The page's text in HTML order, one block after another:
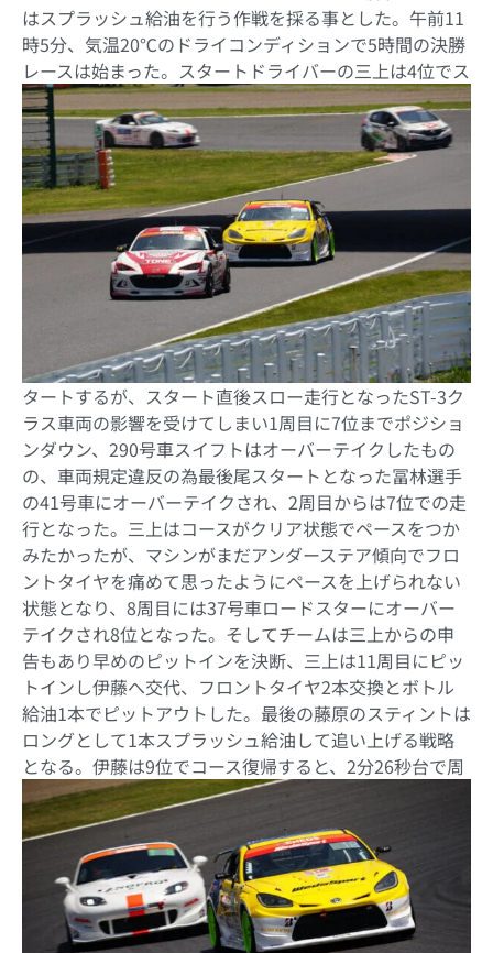
はスプラッシュ給油を行う作戦を採る事とした。午前11
時5分、気温20℃のドライコンディションで5時間の決勝
レースは始まった。 スタートドライバーの三上は4位でス
タートするが、スタート直後スロー走行となったST-3ク
ラス車両の影響を受けてしまい1周目に7位までポジショ
ンダウン、 290号車スイフトはオーバーテイクしたもの
の、車両規定違反の為最後尾スタートとなった冨林選手
の41号車にオーバーテイクされ、 2周目からは7位での走
行となった。三上はコースがクリア状態でペースをつか
みたかったが、マシンがまだアンダーステア傾向でフロ
ントタイヤを痛めて思ったようにペースを上げられない
状態となり、 8周目には37号車ロードスターにオーバー
テイクされ8位となった。そしてチームは三上からの申
告もあり早めのピットインを決断、三上は11周目にピッ
トインし伊藤へ交代、フロントタイヤ2本交換とボトル
給油1本でピットアウトした。最後の藤原のスティントは
ロングとして1本スプラッシュ給油して追い上げる戦略
となる。 伊藤は9位でコース復帰すると、 2分26秒台で周